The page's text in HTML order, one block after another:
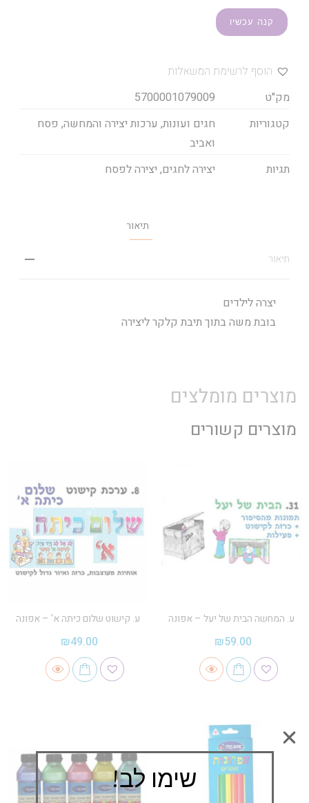
קנה עכשיו
הוסף לרשימת המשאלות
מק"ט
5700001079009
קטגוריות
חגים ועונות, ערכות יצירה והמחשה, פסח
ואביב
תגיות
יצירה לחגים, יצירה לפסח
תיאור
תיאור
יצרה לילדים
בובת משה בתוך תיבת קלקר ליצירה
מוצרים מומלצים
מוצרים קשורים
ע. המחשה הבית של יעל – אפונה
₪59.00
ע. קישוט שלום כיתה א' – אפונה
₪49.00
שימו לב!